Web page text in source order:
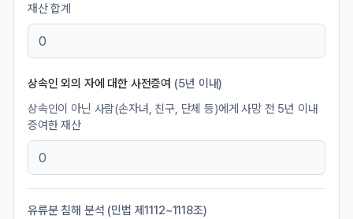
재산 합계
상속인 외의 자에 대한 사전증여 (5년 이내)
상속인이 아닌 사람(손자녀, 친구, 단체 등)에게 사망 전 5년 이내
증여한 재산
유류분 침해 분석 (민법 제1112~1118조)